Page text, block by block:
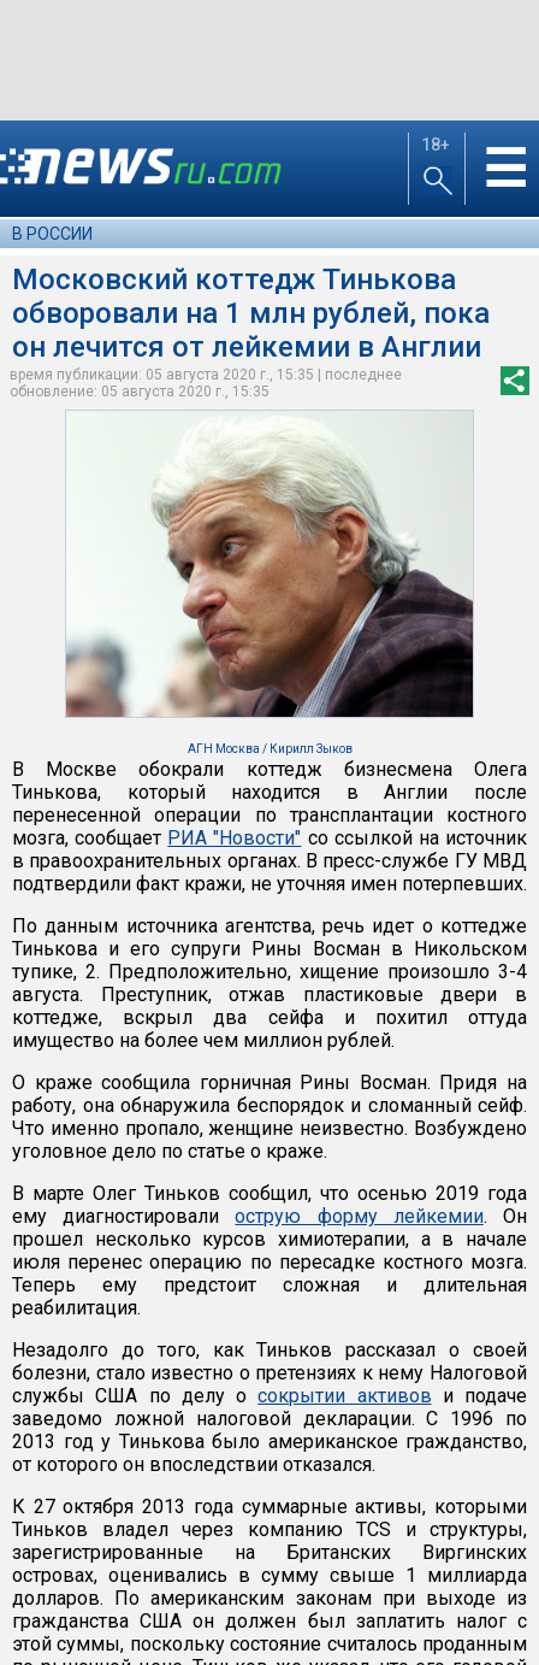
18+ ☰
В РОССИИ
Московский коттедж Тинькова
обворовали на 1 млн рублей, пока
он лечится от лейкемии в Англии
время публикации: 05 августа 2020 г., 15:35 | последнее
обновление: 05 августа 2020 г., 15:35
АГН Москва / Кирилл Зыков
В Москве обокрали коттедж бизнесмена Олега
Тинькова, который находится в Англии после
перенесенной операции по трансплантации костного
мозга, сообщает РИА "Новости" со ссылкой на источник
в правоохранительных органах. В пресс-службе ГУ МВД
подтвердили факт кражи, не уточняя имен потерпевших.
По данным источника агентства, речь идет о коттедже
Тинькова и его супруги Рины Восман в Никольском
тупике, 2. Предположительно, хищение произошло 3-4
августа. Преступник, отжав пластиковые двери в
коттедже, вскрыл два сейфа и похитил оттуда
имущество на более чем миллион рублей.
О краже сообщила горничная Рины Восман. Придя на
работу, она обнаружила беспорядок и сломанный сейф.
Что именно пропало, женщине неизвестно. Возбуждено
уголовное дело по статье о краже.
В марте Олег Тиньков сообщил, что осенью 2019 года
ему диагностировалиострую форму лейкемии. Он
прошел несколько курсов химиотерапии, а в начале
июля перенес операцию по пересадке костного мозга.
Теперь ему предстоит сложная и длительная
реабилитация.
Незадолго до того, как Тиньков рассказал о своей
болезни, стало известно о претензиях к нему Налоговой
службы США по делу осокрытии активов и подаче
заведомо ложной налоговой декларации. С 1996 по
2013 год у Тинькова было американское гражданство,
от которого он впоследствии отказался.
К 27 октября 2013 года суммарные активы, которыми
Тиньков владел через компанию TCS и структуры,
зарегистрированные на Британских Виргинских
островах, оценивались в сумму свыше 1 миллиарда
долларов. По американским законам при выходе из
гражданства США он должен был заплатить налог с
этой суммы, поскольку состояние считалось проданным